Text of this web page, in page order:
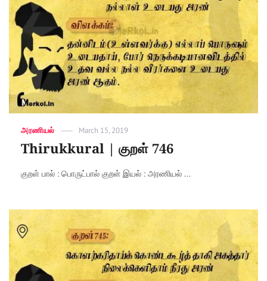
Categories
அரணியல்
Posted
March 15, 2019
Thirukkural | குறள் 746
குறள் பால் : பொருட்பால் குறள் இயல் : அரணியல் ...